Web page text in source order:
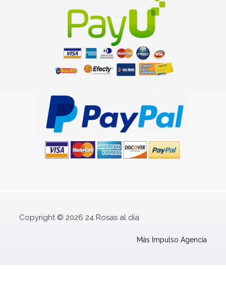
Copyright © 2026 24 Rosas al día
Más Impulso Agencia